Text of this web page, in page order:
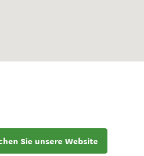
Sie unsere Website